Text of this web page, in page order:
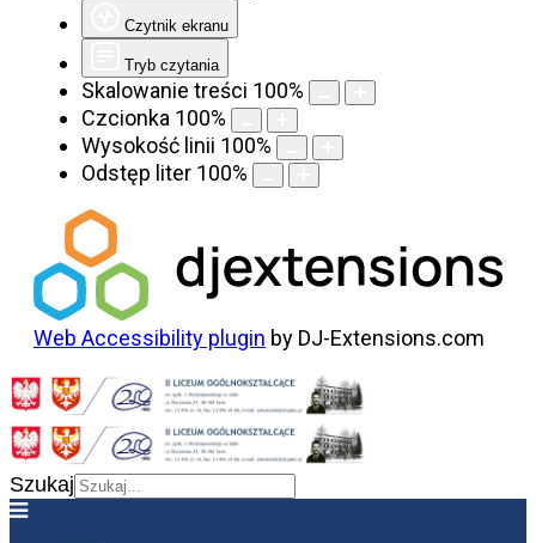
Czytnik ekranu
Tryb czytania
Skalowanie treści 100%
Czcionka 100%
Wysokość linii 100%
Odstęp liter 100%
Web Accessibility plugin by DJ-Extensions.com
Szukaj